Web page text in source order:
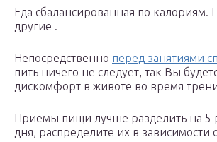
Еда сбалансированная по калориям.
другие .
Непосредственно перед занятиями
пить ничего не следует, так Вы
дискомфорт в животе во время
Приемы пищи лучше разделить на 5
дня, распределите их в зависимости